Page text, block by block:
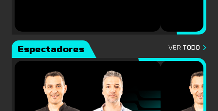
Espectadores VER TODO